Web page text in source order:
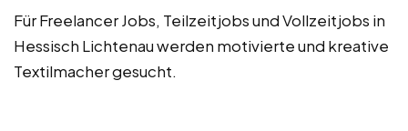
Für Freelancer Jobs, Teilzeitjobs und Vollzeitjobs in
Hessisch Lichtenau werden motivierte und kreative
Textilmacher gesucht.